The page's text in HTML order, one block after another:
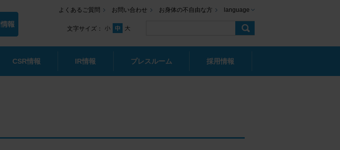
よくあるご質問 お問い合わせ お身体の不自由な方 language
文字サイズ：
CSR情報 IR情報 プレスルーム 採用情報